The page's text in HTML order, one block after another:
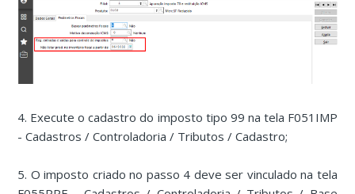
4. Execute o cadastro do imposto tipo 99 na tela F051IMP
- Cadastros / Controladoria / Tributos / Cadastro;
5. O imposto criado no passo 4 deve ser vinculado na tela